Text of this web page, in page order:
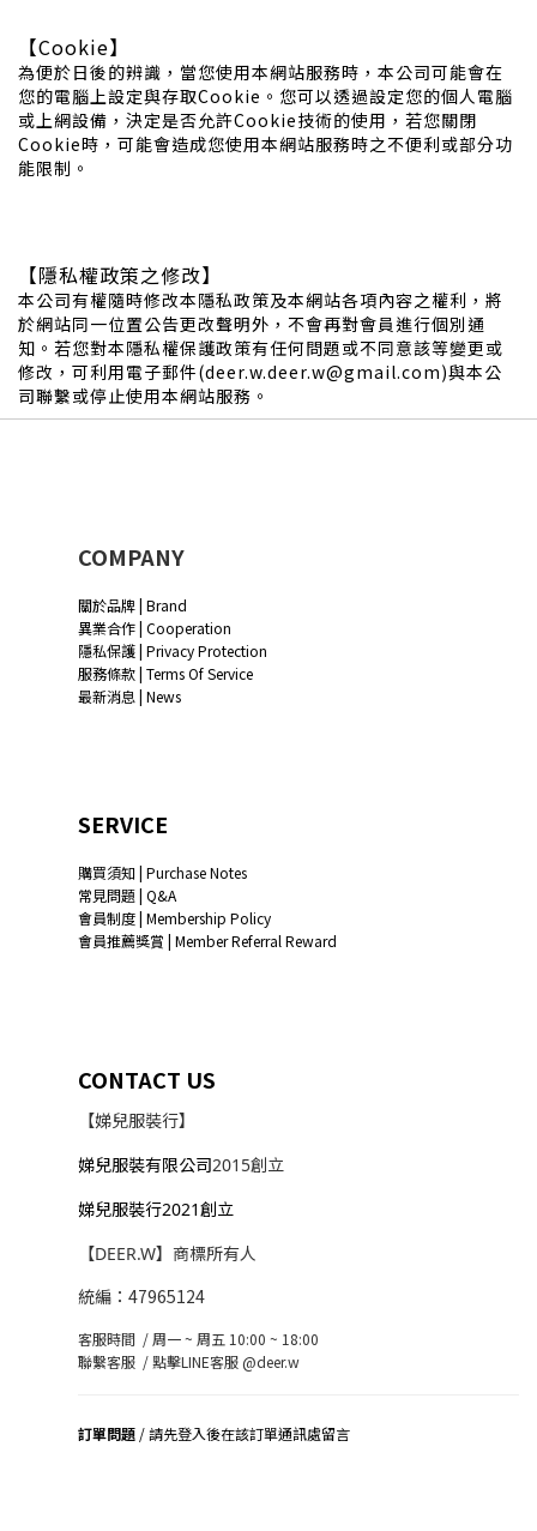
【Cookie】
為便於日後的辨識，當您使用本網站服務時，本公司可能會在
您的電腦上設定與存取Cookie。您可以透過設定您的個人電腦
或上網設備，決定是否允許Cookie技術的使用，若您關閉
Cookie時，可能會造成您使用本網站服務時之不便利或部分功
能限制。
【隱私權政策之修改】
本公司有權隨時修改本隱私政策及本網站各項內容之權利，將
於網站同一位置公告更改聲明外，不會再對會員進行個別通
知。若您對本隱私權保護政策有任何問題或不同意該等變更或
修改，可利用電子郵件(deer.w.deer.w@gmail.com)與本公
司聯繫或停止使用本網站服務。
COMPANY
關於品牌 | Brand
異業合作 | Cooperation
隱私保護 | Privacy Protection
服務條款 | Terms Of Service
最新消息 | News
SERVICE
購買須知 | Purchase Notes
常見問題 | Q&A
會員制度 | Membership Policy
會員推薦獎賞 | Member Referral Reward
CONTACT US
【娣兒服裝行】
娣兒服裝有限公司2015創立
娣兒服裝行2021創立
【DEER.W】商標所有人
統編：47965124
客服時間 / 周一 ~ 周五 10:00 ~ 18:00
聯繫客服 /點擊LINE客服 @deer.w
訂單問題 / 請先登入後在該訂單通訊處留言